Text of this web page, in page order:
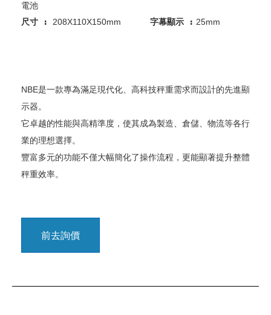
尺寸 : 208X110X150mm 字幕顯示 : 25mm
NBE是一款專為滿足現代化、高科技秤重需求而設計的先進顯
示器。
它卓越的性能與高精準度，使其成為製造、倉儲、物流等各行
業的理想選擇。
豐富多元的功能不僅大幅簡化了操作流程，更能顯著提升整體
前去詢價